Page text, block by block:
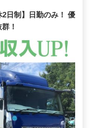
2日制】日勤のみ！ 優
！